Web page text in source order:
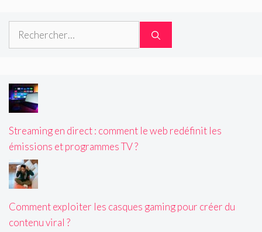
Rechercher :
Streaming en direct : comment le web redéfinit les
émissions et programmes TV ?
Comment exploiter les casques gaming pour créer du
contenu viral ?